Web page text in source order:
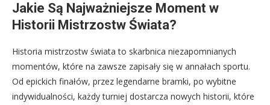
Jakie Są Najważniejsze Moment w
Historii Mistrzostw Świata?
Historia mistrzostw świata to skarbnica niezapomnianych
momentów, które na zawsze zapisały się w annałach sportu.
Od epickich finałów, przez legendarne bramki, po wybitne
indywidualności, każdy turniej dostarcza nowych historii, które